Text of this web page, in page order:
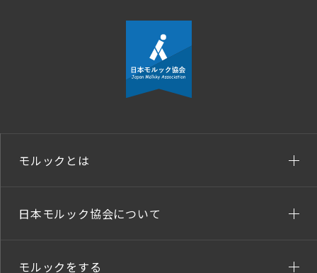
モルックとは
日本モルック協会について
モルックをする